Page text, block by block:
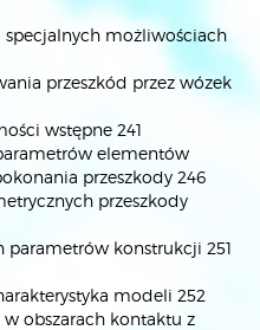
specjalnych możliwościach
przeszkód przez wózek
wstępne 241
elementów
przeszkody 246
przeszkody
parametrów konstrukcji 251
modeli 252
w obszarach kontaktu z